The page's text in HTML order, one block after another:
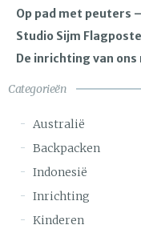
Op pad met peuters
Studio Sijm
De inrichting van ons
Categorieën
Australië
Backpacken
Indonesië
Inrichting
Kinderen